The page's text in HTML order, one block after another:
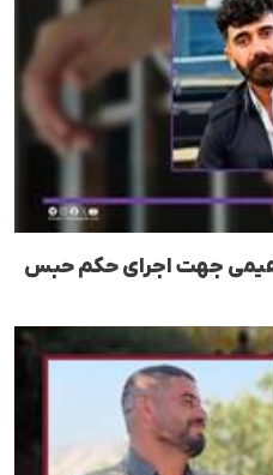
جهت اجرای حکم حبس